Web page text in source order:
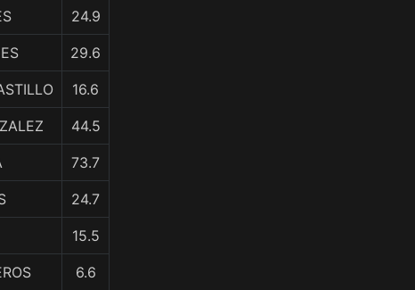
24.9
29.6
16.6
44.5
73.7
24.7
15.5
6.6